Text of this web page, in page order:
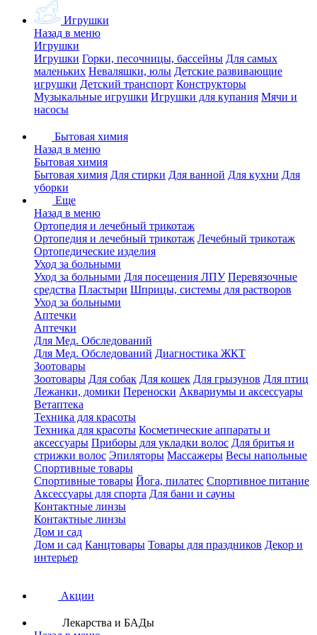
Игрушки
Назад в меню
Игрушки
Игрушки Горки, песочницы, бассейны Для самых
маленьких Неваляшки, юлы Детские развивающие
игрушки Детский транспорт Конструкторы
Музыкальные игрушки Игрушки для купания Мячи и
насосы
Бытовая химия
Назад в меню
Бытовая химия
Бытовая химия Для стирки Для ванной Для кухни Для
уборки
Еще
Назад в меню
Ортопедия и лечебный трикотаж
Ортопедия и лечебный трикотаж Лечебный трикотаж
Ортопедические изделия
Уход за больными
Уход за больными Для посещения ЛПУ Перевязочные
средства Пластыри Шприцы, системы для растворов
Уход за больными
Аптечки
Аптечки
Для Мед. Обследований
Для Мед. Обследований Диагностика ЖКТ
Зоотовары
Зоотовары Для собак Для кошек Для грызунов Для птиц
Лежанки, домики Переноски Аквариумы и аксессуары
Ветаптека
Техника для красоты
Техника для красоты Косметические аппараты и
аксессуары Приборы для укладки волос Для бритья и
стрижки волос Эпиляторы Массажеры Весы напольные
Спортивные товары
Спортивные товары Йога, пилатес Спортивное питание
Аксессуары для спорта Для бани и сауны
Контактные линзы
Контактные линзы
Дом и сад
Дом и сад Канцтовары Товары для праздников Декор и
интерьер
Акции
Лекарства и БАДы